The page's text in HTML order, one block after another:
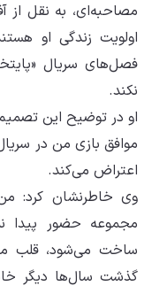
مصاحبه‌ای، به نقل
اولویت‌ زندگی او
فصل‌های سریال
نکند.
او در توضیح این
موافق بازی‌ من در
اعتراض می‌کند.
وی خاطرنشان کرد:
مجموعه حضور پیدا
ساخت می‌شود، قلب
گذشت سال‌ها دیگر